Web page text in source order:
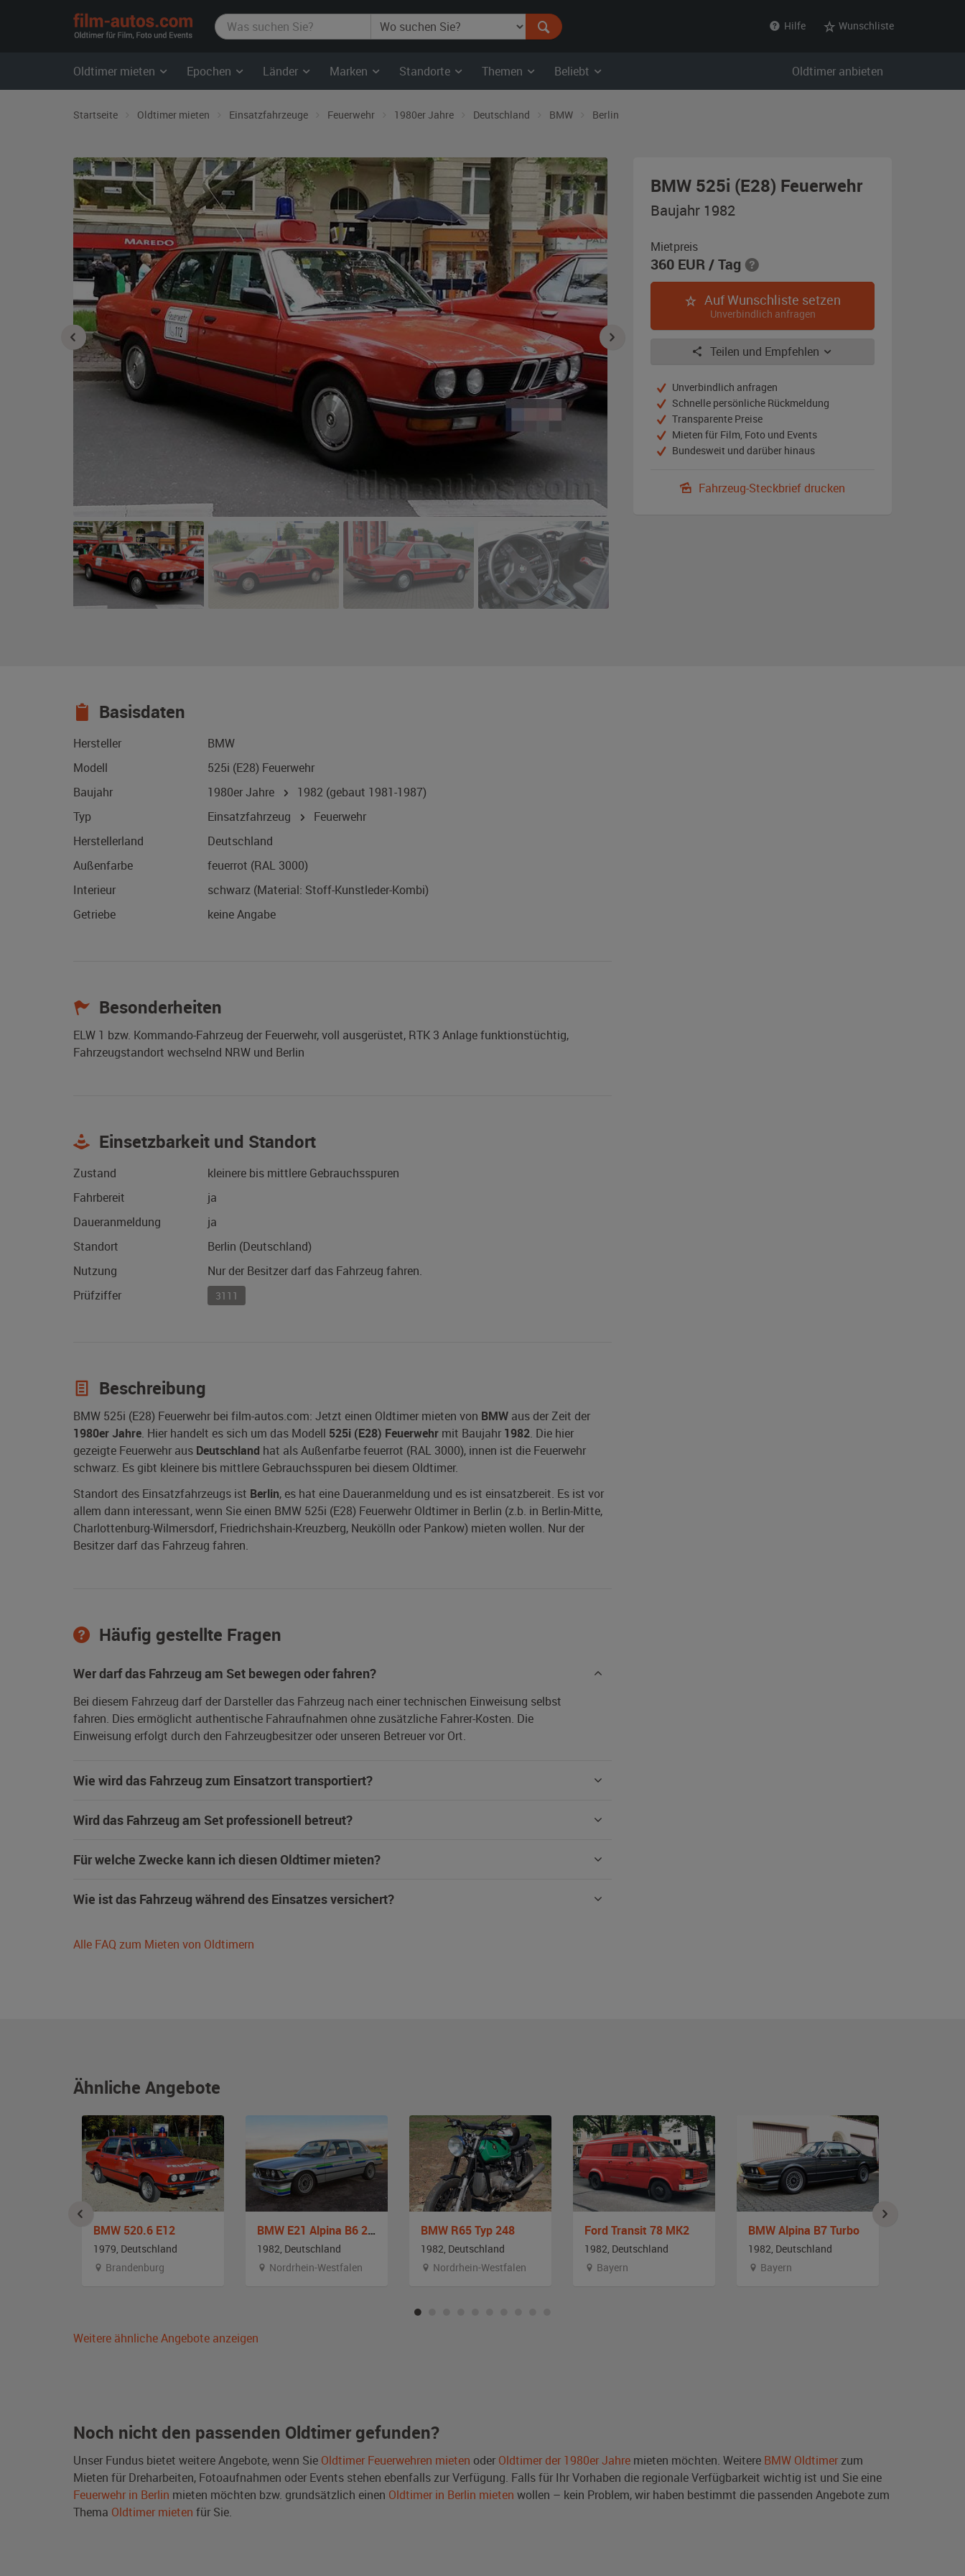
film-
autos.com
Hilfe Wunschliste
Oldtimer mieten Epochen Länder Marken Standorte Themen Beliebt Oldtimer anbieten
Startseite Oldtimer mieten Einsatzfahrzeuge Feuerwehr 1980er Jahre Deutschland BMW Berlin
BMW 525i (E28) Feuerwehr,
3000)
Baujahr 1982
Mietpreis
360 EUR/ Tag
Auf Wunschliste setzen
Unverbindlich anfragen
Teilen und Empfehlen
Unverbindlich anfragen
Schnelle persönliche Rückmeldung
Transparente Preise
Mieten für Film, Foto und Events
Bundesweit und darüber hinaus
Fahrzeug-Steckbrief drucken
Basisdaten
Hersteller
BMW
Modell
525i (E28) Feuerwehr
Baujahr
1980er Jahre 1982 (gebaut 1981-1987)
Typ
Einsatzfahrzeug
Feuerwehr
Herstellerland
Deutschland
Außenfarbe
feuerrot (RAL 3000)
Interieur
schwarz (Material: Stoff-Kunstleder-Kombi)
Getriebe
keine Angabe
Besonderheiten
ELW 1 bzw. Kommando-Fahrzeug der Feuerwehr, voll ausgerüstet, RTK 3 Anlage funktionstüchtig,
Fahrzeugstandort wechselnd NRW und Berlin
Einsetzbarkeit und Standort
Zustand
kleinere bis mittlere Gebrauchsspuren
Fahrbereit
ja
Daueranmeldung
ja
Standort
Berlin (Deutschland)
Nutzung
Nur der Besitzer darf das Fahrzeug fahren.
Prüfziffer
3111
Beschreibung
BMW 525i (E28) Feuerwehr bei film-autos.com: Jetzt einen Oldtimer mieten von BMW aus der Zeit der
1980er Jahre. Hier handelt es sich um das Modell 525i (E28) Feuerwehr mit Baujahr 1982. Die hier
gezeigte Feuerwehr aus Deutschland hat als Außenfarbe feuerrot (RAL 3000), innen ist die Feuerwehr
schwarz. Es gibt kleinere bis mittlere Gebrauchsspuren bei diesem Oldtimer.
Standort des Einsatzfahrzeugs ist Berlin, es hat eine Daueranmeldung und es ist einsatzbereit. Es ist vor
allem dann interessant, wenn Sie einen BMW 525i (E28) Feuerwehr Oldtimer in Berlin (z.b. in Berlin-Mitte,
Charlottenburg-Wilmersdorf, Friedrichshain-Kreuzberg, Neukölln oder Pankow) mieten wollen. Nur der
Besitzer darf das Fahrzeug fahren.
Häufig gestellte Fragen
Wer darf das Fahrzeug am Set bewegen oder fahren?
Bei diesem Fahrzeug darf der Darsteller das Fahrzeug nach einer technischen Einweisung selbst
fahren. Dies ermöglicht authentische Fahraufnahmen ohne zusätzliche Fahrer-Kosten. Die
Einweisung erfolgt durch den Fahrzeugbesitzer oder unseren Betreuer vor Ort.
Wie wird das Fahrzeug zum Einsatzort transportiert?
Wird das Fahrzeug am Set professionell betreut?
Für welche Zwecke kann ich diesen Oldtimer mieten?
Wie ist das Fahrzeug während des Einsatzes versichert?
Alle FAQ zum Mieten von Oldtimern
Ähnliche Angebote
BMW 520.6 E12
1979, Deutschland
Brandenburg
BMW E21 Alpina B6 2,8
1982, Deutschland
Nordrhein-Westfalen
BMW R65 Typ 248
1982, Deutschland
Nordrhein-Westfalen
Ford Transit 78 MK2
1982, Deutschland
Bayern
BMW Alpina B7 Turbo
1982, Deutschland
Bayern
Weitere ähnliche Angebote anzeigen
Noch nicht den passenden Oldtimer gefunden?
Unser Fundus bietet weitere Angebote, wenn Sie Oldtimer Feuerwehren mieten oder Oldtimer der 1980er Jahre mieten möchten. Weitere BMW Oldtimer zum
Mieten für Dreharbeiten, Fotoaufnahmen oder Events stehen ebenfalls zur Verfügung. Falls für Ihr Vorhaben die regionale Verfügbarkeit wichtig ist und Sie eine
Feuerwehr in Berlin mieten möchten bzw. grundsätzlich einen Oldtimer in Berlin mieten wollen – kein Problem, wir haben bestimmt die passenden Angebote zum
Thema Oldtimer mieten für Sie.